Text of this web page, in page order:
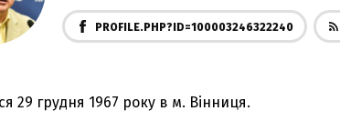
PROFILE.PHP?ID=100003246322240
29 грудня 1967 року в м. Вінниця.